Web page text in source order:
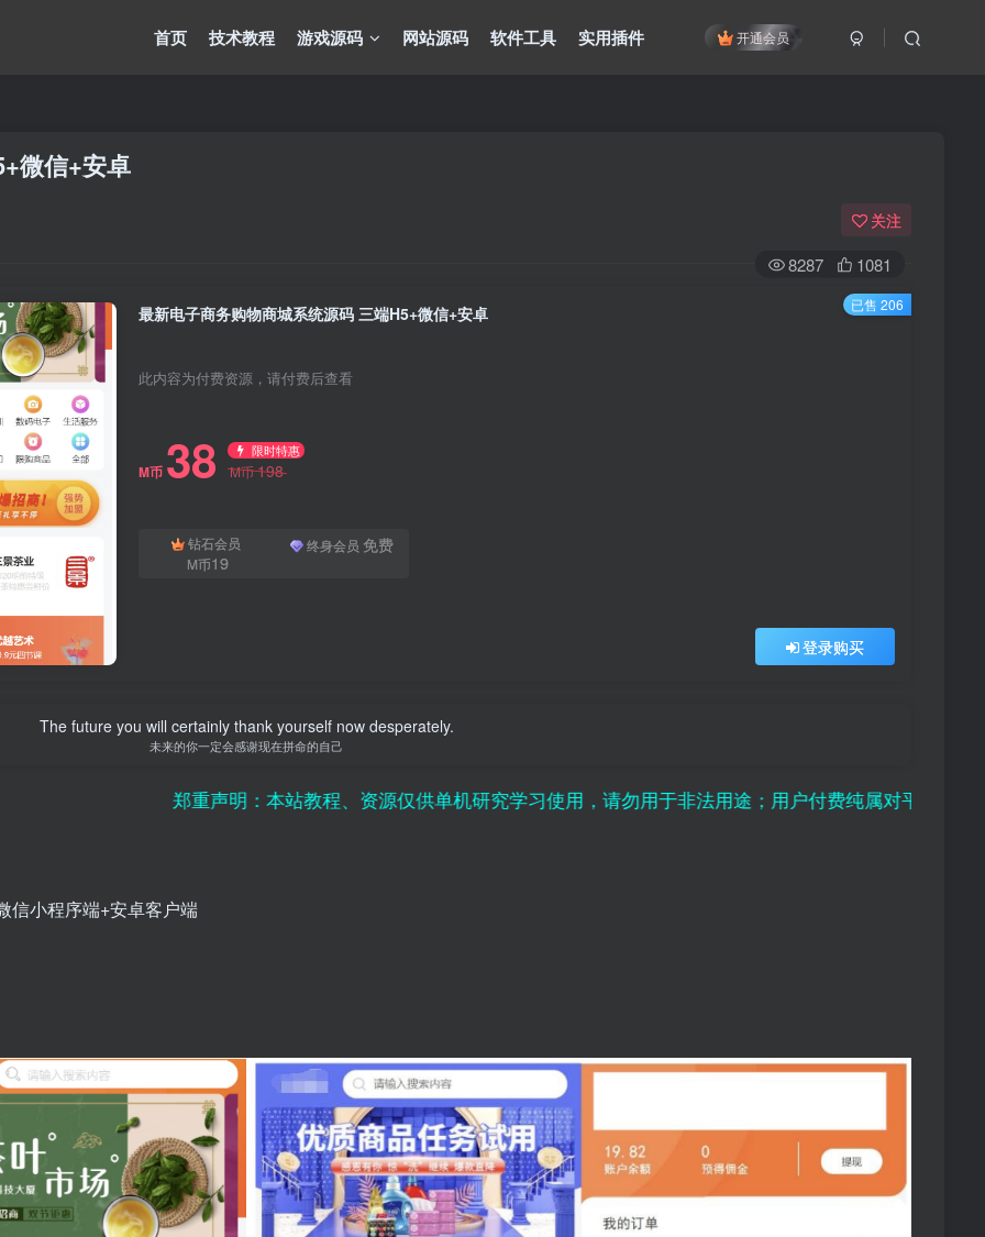
开通会员
首页 技术教程 游戏源码 网站源码 软件工具 实用插件
微信+安卓
关注
8287 1081
最新电子商务购物商城系统源码 三端H5+微信+安卓
此内容为付费资源，请付费后查看
M币 38 限时特惠
M币198
钻石会员
M币19
终身会员 免费
登录购买
已售 206
The future you will certainly thank yourself now desperately.
未来的你一定会感谢现在拼命的自己
郑重声明：本站教程、资源仅供单机研究学习使用，请勿用于非法用途；用户付费纯属对平台赞助行为，
信小程序端+安卓客户端